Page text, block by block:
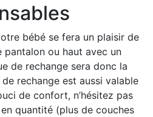
bébé se fera un plaisir de
ou haut avec un
de rechange sera donc la
rechange est aussi valable
de confort, n’hésitez pas
quantité (plus de couches